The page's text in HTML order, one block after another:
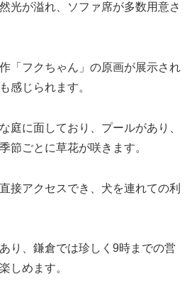
光が溢れ、ソファ席が多数用意さ
「フクちゃん」の原画が展示され
感じられます。
庭に面しており、プールがあり、
節ごとに草花が咲きます。
接アクセスでき、犬を連れての利
り、鎌倉では珍しく9時までの営
しめます。